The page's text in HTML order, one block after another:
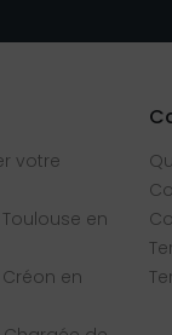
votre
en
en